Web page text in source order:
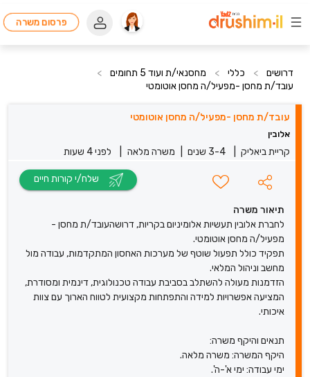
פרסום משרה
דרושים > כללי > מחסנאי/ת ועוד 5 תחומים
>
עובד/ת מחסן -מפעיל/ה מחסן אוטומטי
עובד/ת מחסן -מפעיל/ה מחסן אוטומטי
אלובין
קריית ביאליק 3-4 שנים משרה מלאה לפני 4 שעות
תיאור משרה
לחברת אלובין תעשיות אלומיניום בקריות, דרושהעובד/ת מחסן -
מפעיל/ה מחסן אוטומטי.
תפקיד כולל תפעול שוטף של מערכות האחסון המתקדמות, עבודה מול
מחשב וניהול המלאי.
הזדמנות מעולה להשתלב בסביבת עבודה טכנולוגית, דינמית ומסודרת,
המציעה אפשרויות למידה והתפתחות מקצועית לטווח הארוך עם צוות
איכותי.
תנאים והיקף משרה:
היקף המשרה: משרה מלאה.
ימי עבודה: ימי א'-ה'.